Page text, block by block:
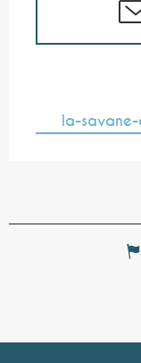
la-savane-